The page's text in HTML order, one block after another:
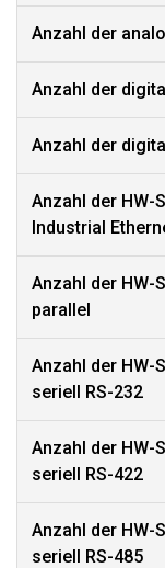
Anzahl der
Anzahl der
Anzahl der
Anzahl der HW-
Industrial
Anzahl der HW-
parallel
Anzahl der HW-
seriell RS-232
Anzahl der HW-
seriell RS-422
Anzahl der HW-
seriell RS-485